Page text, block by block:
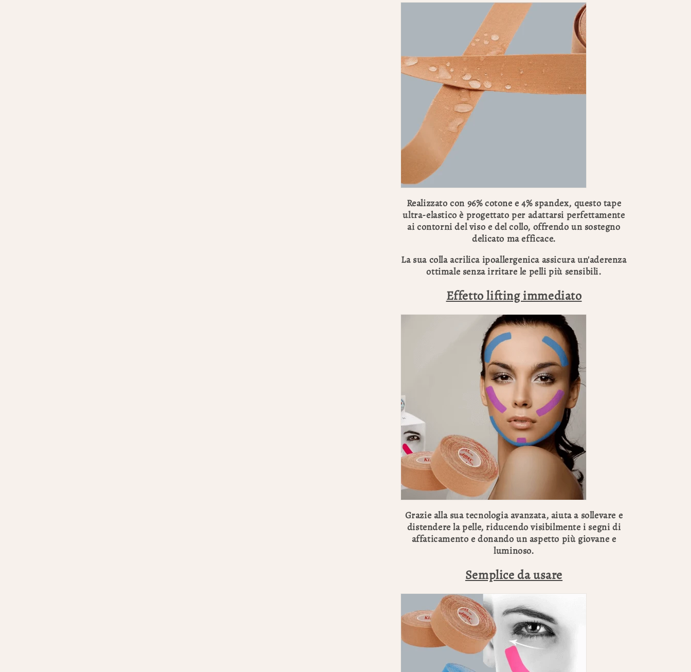
Realizzato con 96% cotone e 4% spandex, questo tape
ultra-elastico è progettato per adattarsi perfettamente
ai contorni del viso e del collo, offrendo un sostegno
delicato ma efficace.
La sua colla acrilica ipoallergenica assicura un'aderenza
ottimale senza irritare le pelli più sensibili.
Effetto lifting immediato
Grazie alla sua tecnologia avanzata, aiuta a sollevare e
distendere la pelle, riducendo visibilmente i segni di
affaticamento e donando un aspetto più giovane e
luminoso.
Semplice da usare